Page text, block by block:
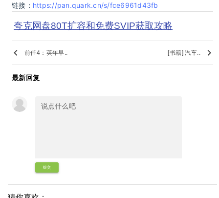
链接： https://pan.quark.cn/s/fce6961d43fb
夸克网盘80T扩容和免费SVIP获取攻略
keyboard_arrow_left 前任4：英年早.. [书籍] 汽车.. keyboard_arrow_right
最新回复
提交